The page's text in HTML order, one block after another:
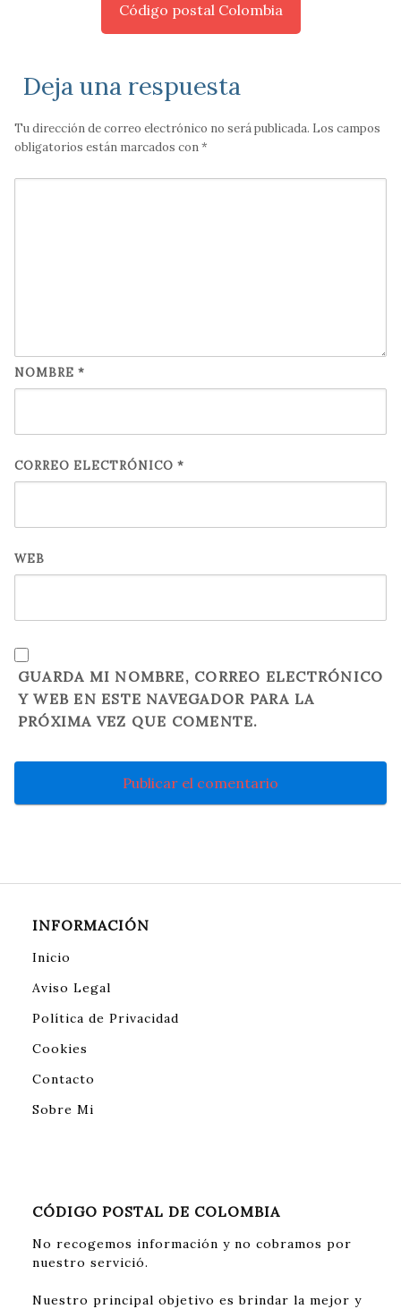
Código postal Colombia
Deja una respuesta
Tu dirección de correo electrónico no será publicada. Los campos
obligatorios están marcados con*
NOMBRE *
CORREO ELECTRÓNICO *
WEB
GUARDA MI NOMBRE, CORREO ELECTRÓNICO
Y WEB EN ESTE NAVEGADOR PARA LA
PRÓXIMA VEZ QUE COMENTE.
INFORMACIÓN
Inicio
Aviso Legal
Política de Privacidad
Cookies
Contacto
Sobre Mi
CÓDIGO POSTAL DE COLOMBIA
No recogemos información y no cobramos por
nuestro servició.
Nuestro principal objetivo es brindar la mejor y